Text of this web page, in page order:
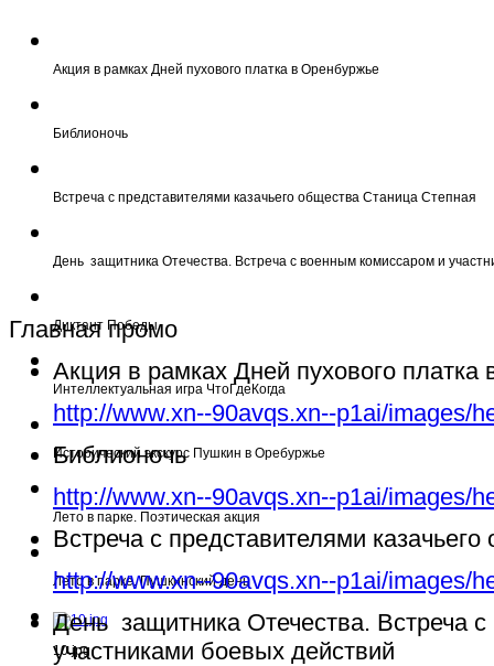
Акция в рамках Дней пухового платка в Оренбуржье
Библионочь
Встреча с представителями казачьего общества Станица Степная
День защитника Отечества. Встреча с военным комиссаром и
Диктант Победы
Интеллектуальная игра ЧтоГдеКогда
Исторический экскурс Пушкин в Оребуржье
Лето в парке. Поэтическая акция
Лето в парке. Пушкинский день
10.jpg
Главная промо
Акция в рамках Дней пухового платка
http://www.xn--90avqs.xn--p1ai/images/
Библионочь
http://www.xn--90avqs.xn--p1ai/images/
Встреча с представителями
http://www.xn--90avqs.xn--p1ai/images/
День защитника Отечества. Встреча
участниками боевых действий